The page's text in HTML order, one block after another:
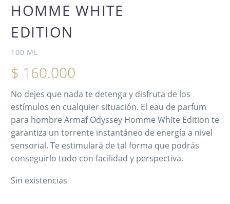
HOMME WHITE
EDITION
100 ML
$ 160.000
No dejes que nada te detenga y disfruta de los
estímulos en cualquier situación. El eau de parfum
para hombre Armaf Odyssey Homme White Edition te
garantiza un torrente instantáneo de energía a nivel
sensorial. Te estimulará de tal forma que podrás
conseguirlo todo con facilidad y perspectiva.
Sin existencias